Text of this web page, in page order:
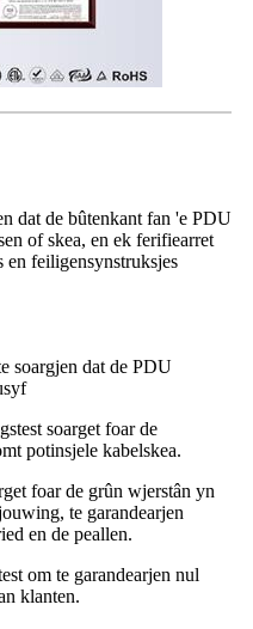
dat de bûtenkant fan 'e PDU
of skea, en ek ferifiearret
en feiligensynstruksjes
soargjen dat de PDU
soarget foar de
potinsjele kabelskea.
foar de grûn wjerstân yn
te garandearjen
en de peallen.
om te garandearjen nul
klanten.